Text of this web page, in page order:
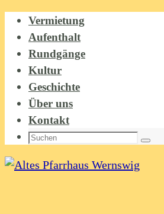
Zum
Inhalt
springen
Vermietung
Aufenthalt
Rundgänge
Kultur
Geschichte
Über uns
Kontakt
Suchen